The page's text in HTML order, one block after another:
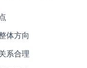
体方向
系合理